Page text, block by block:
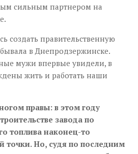
сильным партнером на
создать правительственную
в Днепродзержинске.
мужи впервые увидели, в
жить и работать наши
правы: в этом году
завода по
топлива наконец-то
точки. Но, судя по последним